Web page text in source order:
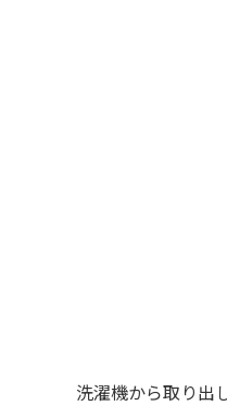
洗濯機から取り出